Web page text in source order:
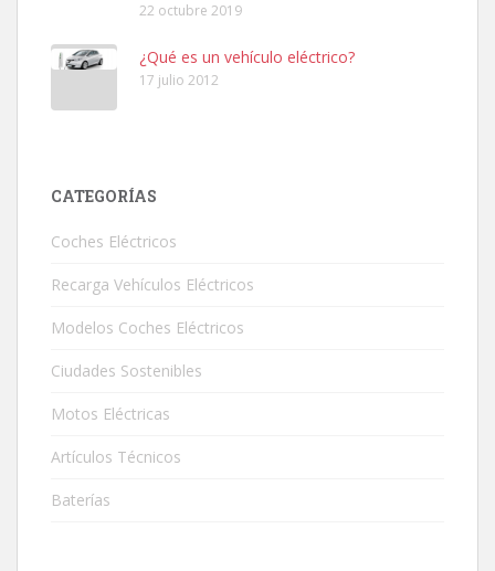
22 octubre 2019
¿Qué es un vehículo eléctrico?
17 julio 2012
CATEGORÍAS
Coches Eléctricos
Recarga Vehículos Eléctricos
Modelos Coches Eléctricos
Ciudades Sostenibles
Motos Eléctricas
Artículos Técnicos
Baterías